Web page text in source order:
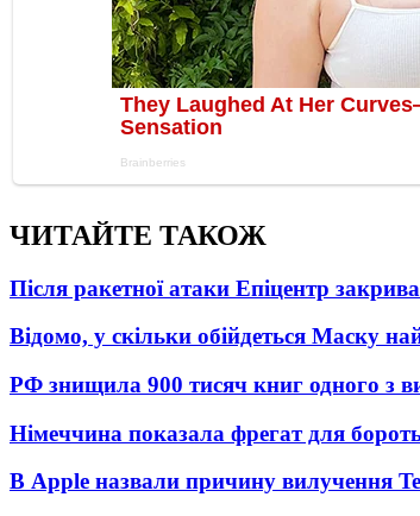
ЧИТАЙТЕ ТАКОЖ
Після ракетної атаки Епіцентр
Відомо, у скільки обійдеться Маску
РФ знищила 900 тисяч книг одного з
Німеччина показала фрегат для
В Apple назвали причину вилучення